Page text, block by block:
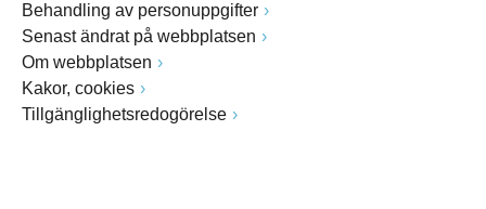
Behandling av personuppgifter
Senast ändrat på webbplatsen
Om webbplatsen
Kakor, cookies
Tillgänglighetsredogörelse